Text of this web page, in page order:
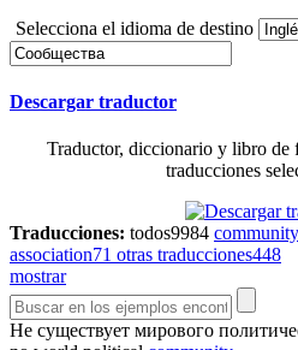
Selecciona el idioma de destino
Descargar traductor
Traductor, diccionario y libro de
traducciones
Traducciones: todos9984 community
association71 otras traducciones448
mostrar
Не существует мирового